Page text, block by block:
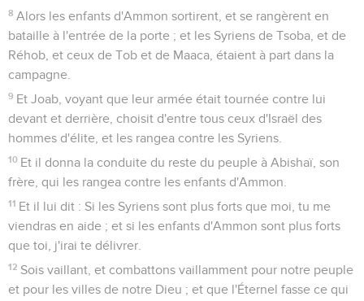
8 Alors les enfants d'Ammon sortirent, et se rangèrent en
bataille à l'entrée de la porte ; et les Syriens de Tsoba, et de
Réhob, et ceux de Tob et de Maaca, étaient à part dans la
campagne.
9 Et Joab, voyant que leur armée était tournée contre lui
devant et derrière, choisit d'entre tous ceux d'Israël des
hommes d'élite, et les rangea contre les Syriens.
10 Et il donna la conduite du reste du peuple à Abishaï, son
frère, qui les rangea contre les enfants d'Ammon.
11 Et il lui dit : Si les Syriens sont plus forts que moi, tu me
viendras en aide ; et si les enfants d'Ammon sont plus forts
que toi, j'irai te délivrer.
12 Sois vaillant, et combattons vaillamment pour notre peuple
et pour les villes de notre Dieu ; et que l'Éternel fasse ce qui